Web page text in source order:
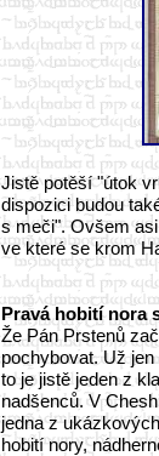
Jistě potěší "útok
dispozici budou
s meči". Ovšem
ve které se krom
Pravá hobití nora
Že Pán Prstenů
pochybovat. Už
to je jistě jeden z
nadšenců. V
jedna z
hobití nory,